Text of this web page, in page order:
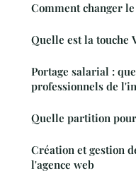
Comment changer
Quelle est la touche
Portage salarial :
professionnels de
Quelle partition pour
Création et gestion
l'agence web